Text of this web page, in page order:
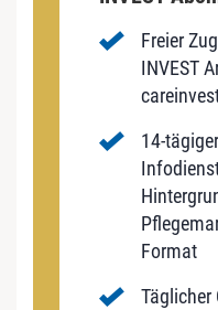
Freier
INVEST
14-
Format
Täglicher